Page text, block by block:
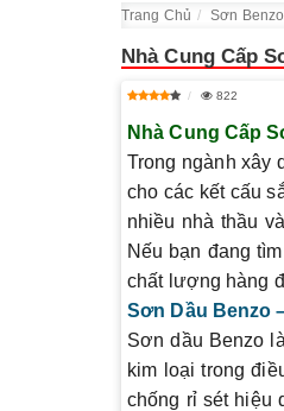
Trang Chủ Sơn
Nhà Cung Cấp
822
Nhà Cung Cấp
Trong ngành xây
cho các kết cấu
nhiều nhà thầu
Nếu bạn đang
chất lượng hàng
Sơn Dầu Benzo
Sơn dầu Benzo
kim loại trong
chống rỉ sét hiệu